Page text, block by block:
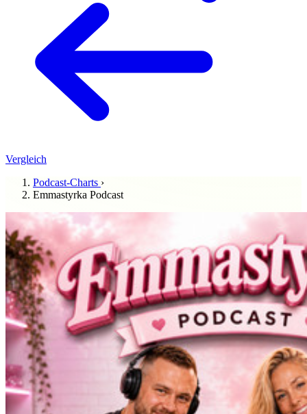
Vergleich
Podcast-Charts ›
Emmastyrka Podcast